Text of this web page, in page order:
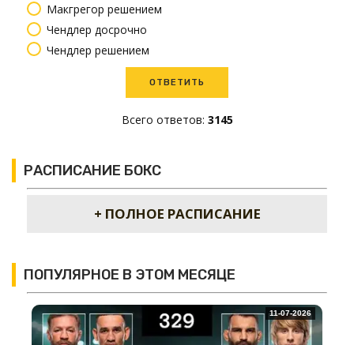
Макгрегор решением
Чендлер досрочно
Чендлер решением
Всего ответов: 3145
РАСПИСАНИЕ БОКС
+ ПОЛНОЕ РАСПИСАНИЕ
ПОПУЛЯРНОЕ В ЭТОМ МЕСЯЦЕ
11-07-2026